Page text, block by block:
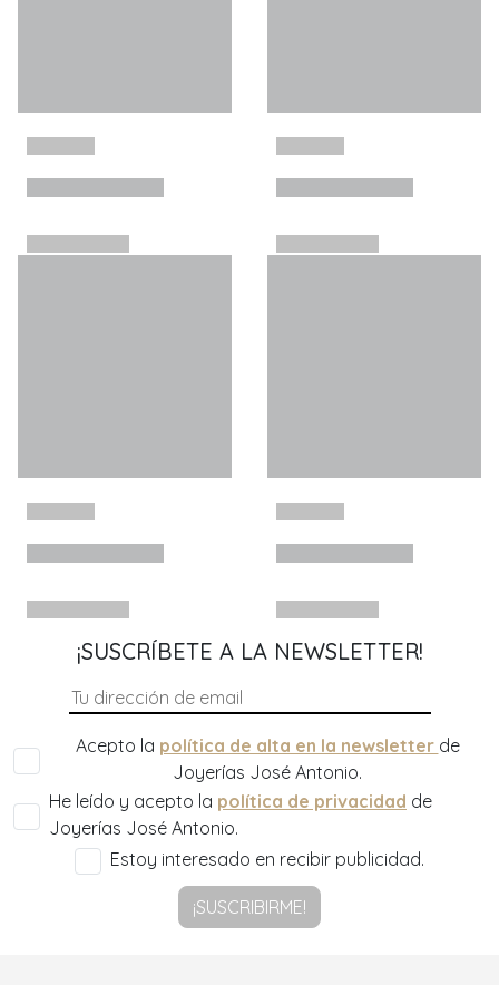
¡SUSCRÍBETE A LA NEWSLETTER!
Acepto la política de alta en la newsletter de
Joyerías José Antonio.
He leído y acepto la política de privacidad de
Joyerías José Antonio.
Estoy interesado en recibir publicidad.
¡SUSCRIBIRME!